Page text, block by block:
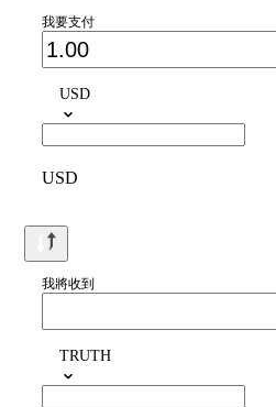
我要支付
USD
USD
我將收到
TRUTH